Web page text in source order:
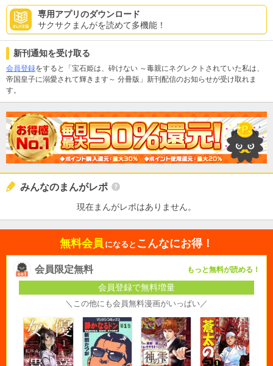
専用アプリのダウンロード
サクサクまんがを読めて多機能！
新刊通知を受け取る
会員登録をすると「宝石姫は、砕けない ～毒親にネグレクトされていた私は、
帝国皇子に溺愛されて輝きます～ 分冊版」新刊配信のお知らせが受け取れま
す。
みんなのまんがレポ
現在まんがレポはありません。
無料会員 になると こんなにお得！
会員限定無料 もっと無料が読める！
会員登録で無料増量
＼この他にも会員無料漫画がいっぱい／